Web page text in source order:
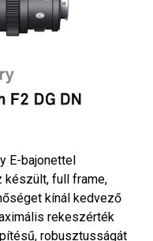
E-bajonettel
készült, full frame,
kínál kedvező
rekeszérték
robusztusságát